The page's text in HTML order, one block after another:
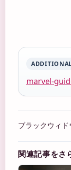
marvel-
ブラックウィ
関連記事をさ